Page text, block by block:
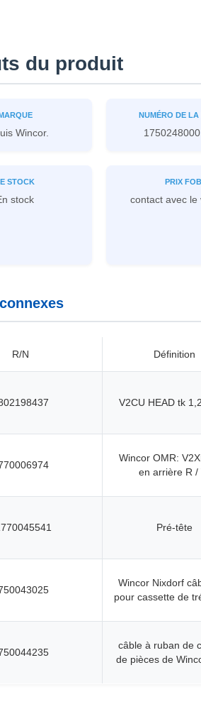
du produit
Wincor.
NUMÉRO DE LA
STOCK
stock
PRIX FOB
contact avec le
R/N Définition
V2CU HEAD tk
Wincor OMR:
en arrière R /
Pré-tête
Wincor Nixdorf
pour cassette de
câble à ruban de
de pièces de